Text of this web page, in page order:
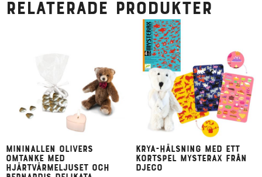
Relaterade produkter
Mininallen Olivers
omtanke med
hjärtvärmeljuset och
Krya-hälsning med ett
kortspel Mysterax från
Djeco